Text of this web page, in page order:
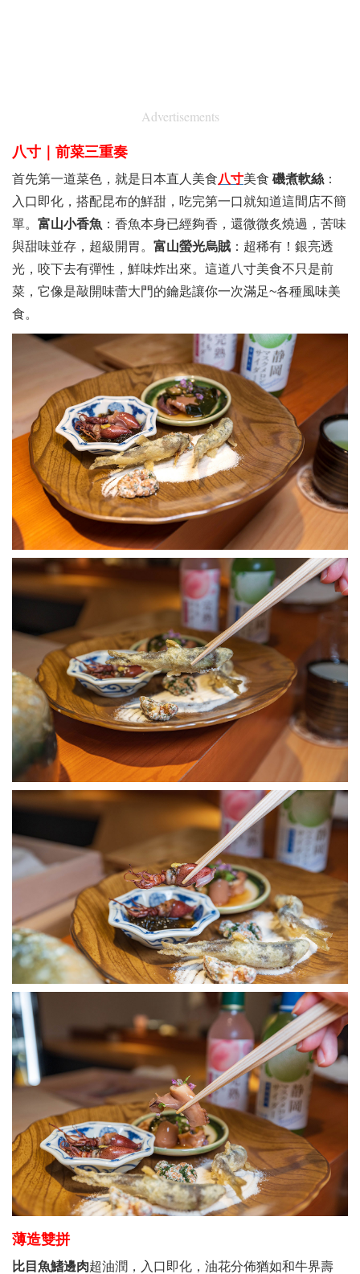
Advertisements
八寸｜前菜三重奏
首先第一道菜色，就是日本直人美食八寸美食 磯煮軟絲 ：
入口即化，搭配昆布的鮮甜，吃完第一口就知道這間店不簡
單。 富山小香魚 ：香魚本身已經夠香，還微微炙燒過，苦味
與甜味並存，超級開胃。 富山螢光烏賊 ：超稀有！銀亮透
光，咬下去有彈性，鮮味炸出來。這道八寸美食不只是前
菜，它像是敲開味蕾大門的鑰匙讓你一次滿足~各種風味美
食。
薄造雙拼
比目魚鰭邊肉超油潤，入口即化，油花分佈猶如和牛界壽